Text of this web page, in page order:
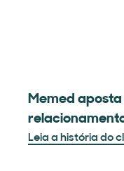
Memed
Leia a história do